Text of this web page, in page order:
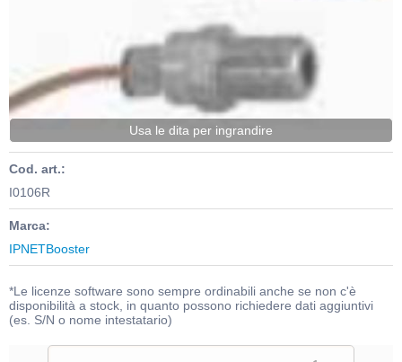
Usa le dita per ingrandire
Cod. art.:
I0106R
Marca:
IPNETBooster
*Le licenze software sono sempre ordinabili anche se non c'è
disponibilità a stock, in quanto possono richiedere dati aggiuntivi
(es. S/N o nome intestatario)